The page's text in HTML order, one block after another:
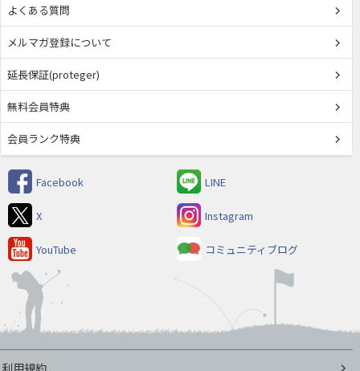
よくある質問
メルマガ登録について
延長保証(proteger)
無料会員特典
会員ランク特典
Facebook LINE
X Instagram
YouTube コミュニティブログ
利用規約